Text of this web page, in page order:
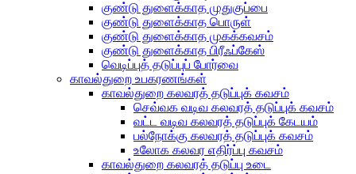
குண்டு துளைக்காத முதுகுப்பை
குண்டு துளைக்காத பொருள்
குண்டு துளைக்காத முகக்கவசம்
குண்டு துளைக்காத பிரீஃப்கேஸ்
வெடிப்புத் தடுப்புப் போர்வை
காவல்துறை உபகரணங்கள்
காவல்துறை கலவரத் தடுப்புக் கவசம்
செவ்வக வடிவ கலவரத் தடுப்புக் கவசம்
வட்ட வடிவ கலவரத் தடுப்புக் கேடயம்
பல்நோக்கு கலவரத் தடுப்புக் கவசம்
உலோக கலவர எதிர்ப்பு கவசம்
காவல்துறை கலவரத் தடுப்பு உடை